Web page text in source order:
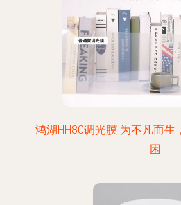
鸿湖HH80调光膜 为不凡而生
困